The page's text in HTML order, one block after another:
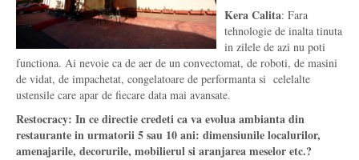
Kera Calita: Fara
tehnologie de inalta tinuta
in zilele de azi nu poti
functiona. Ai nevoie ca de aer de un convectomat, de roboti, de masini
de vidat, de impachetat, congelatoare de performanta si celelalte
ustensile care apar de fiecare data mai avansate.
Restocracy: In ce directie credeti ca va evolua ambianta din
restaurante in urmatorii 5 sau 10 ani: dimensiunile localurilor,
amenajarile, decorurile, mobilierul si aranjarea meselor etc.?